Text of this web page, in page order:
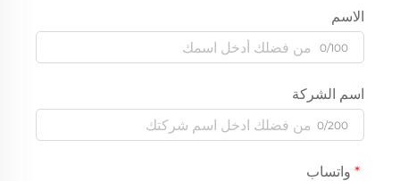
الاسم
0/100
اسم الشركة
0/200
واتساب